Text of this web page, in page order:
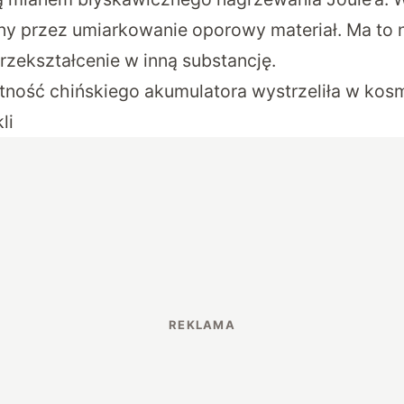
przez umiarkowanie oporowy materiał. Ma to
w inną substancję.
chińskiego akumulatora wystrzeliła w